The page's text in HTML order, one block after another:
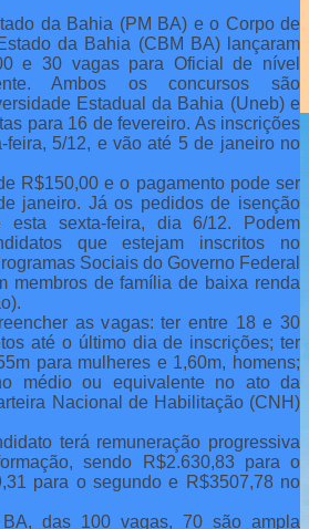
da Bahia (PM BA) e o Corpo de
da Bahia (CBM BA) lançaram
e 30 vagas para Oficial de nível
Ambos os concursos são
Estadual da Bahia (Uneb) e
para 16 de fevereiro. As inscrições
feira, 5/12, e vão até 5 de janeiro no
R$150,00 e o pagamento pode ser
janeiro. Já os pedidos de isenção
sexta-feira, dia 6/12. Podem
que estejam inscritos no
Sociais do Governo Federal
membros de família de baixa renda
as vagas: ter entre 18 e 30
até o último dia de inscrições; ter
para mulheres e 1,60m, homens;
médio ou equivalente no ato da
Nacional de Habilitação (CNH)
terá remuneração progressiva
sendo R$2.630,83 para o
para o segundo e R$3507,78 no
das 100 vagas, 70 são ampla